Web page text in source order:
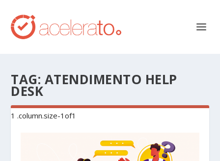
TAG: ATENDIMENTO HELP
DESK